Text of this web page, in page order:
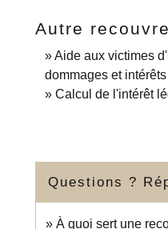
Autre
Aide aux victimes
dommages et intérêts
Calcul de l'intérêt
Questions ?
À quoi sert une